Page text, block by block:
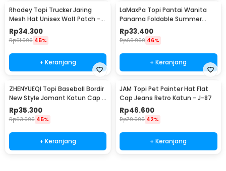
Rhodey Topi Trucker Jaring
Mesh Hat Unisex Wolf Patch -
DH-YK
Rp34.300
Rp61.900 45%
+ Keranjang
LaMaxPa Topi Pantai Wanita
Panama Foldable Summer
Beach Straw Hat 60cm -
WJ9024
Rp33.400
Rp60.900 46%
+ Keranjang
ZHENYUEQI Topi Baseball Bordir
New Style Jomant Katun Cap -
MZ085
Rp35.300
Rp63.900 45%
+ Keranjang
JAM Topi Pet Painter Hat Flat
Cap Jeans Retro Katun - J-87
Rp46.600
Rp79.900 42%
+ Keranjang